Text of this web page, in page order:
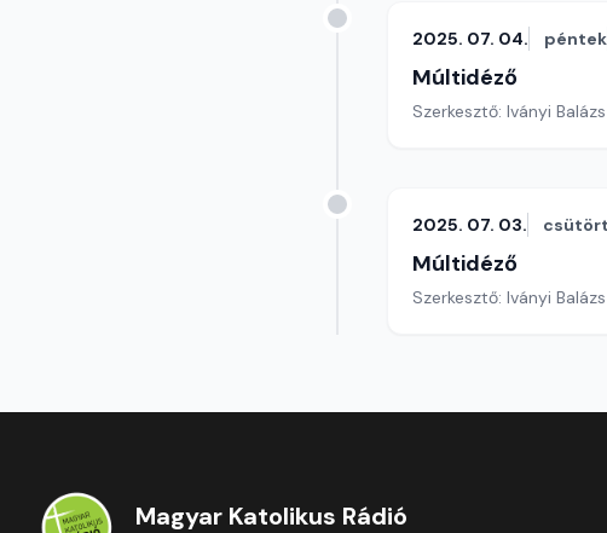
2025. 07. 04. péntek
Múltidéző
Szerkesztő: Iványi Balázs
2025. 07. 03.
Múltidéző
Szerkesztő: Iványi Balázs
Magyar Katolikus Rádió